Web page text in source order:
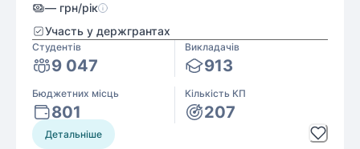
— грн/рік
Участь у держгрантах
Студентів
9 047
Викладачів
913
Бюджетних місць
801
Кількість КП
207
Детальніше